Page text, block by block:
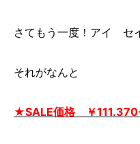
さてもう一度！アイ セ
それがなんと
★SALE価格 ￥111.370-